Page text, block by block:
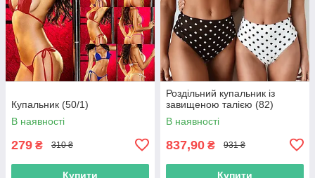
Купальник (50/1)
В наявності
279 ₴ 310 ₴
Купити
Роздільний купальник із
завищеною талією (82)
В наявності
837,90 ₴ 931 ₴
Купити